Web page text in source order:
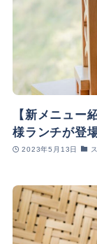
【新メニュー
様ランチが登
2023年5月13日